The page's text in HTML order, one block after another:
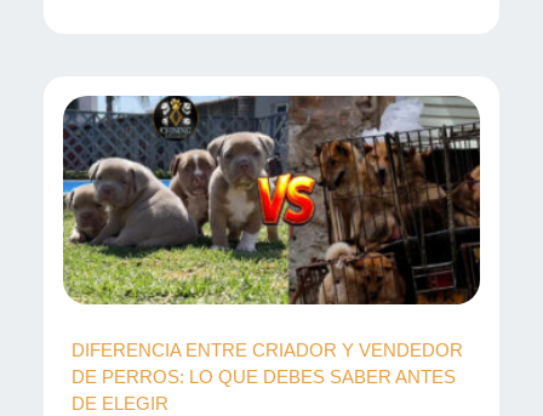
DIFERENCIA ENTRE CRIADOR Y VENDEDOR
DE PERROS: LO QUE DEBES SABER ANTES
DE ELEGIR